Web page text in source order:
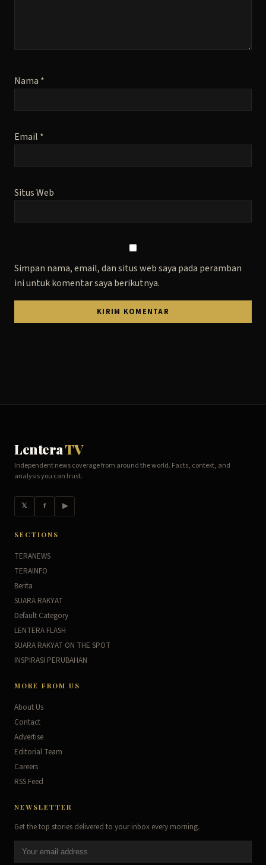
Nama *
Email *
Situs Web
Simpan nama, email, dan situs web saya pada peramban
ini untuk komentar saya berikutnya.
LenteraTV
Independent news coverage from around the world. Facts, context, and
analysis you can trust.
𝕏 f ▶
SECTIONS
TERANEWS
TERAINFO
Berita
SUARA RAKYAT
Default Category
LENTERA FLASH
SUARA RAKYAT ON THE SPOT
INSPIRASI PERUBAHAN
MORE FROM US
About Us
Contact
Advertise
Editorial Team
Careers
RSS Feed
NEWSLETTER
Get the top stories delivered to your inbox every morning.